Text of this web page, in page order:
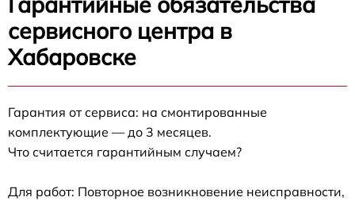
сервисного центра в
Хабаровске
Гарантия от сервиса: на смонтированные
комплектующие — до 3 месяцев.
Что считается гарантийным случаем?
Для работ: Повторное возникновение неисправности,